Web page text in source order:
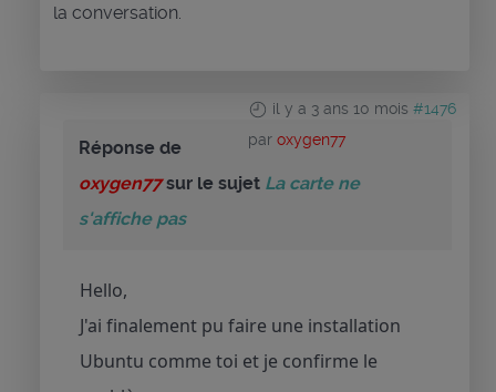
la conversation.
il y a 3 ans 10 mois #1476
par oxygen77
Réponse de
oxygen77sur le sujet La carte ne
s'affiche pas
Hello,
J'ai finalement pu faire une installation
Ubuntu comme toi et je confirme le